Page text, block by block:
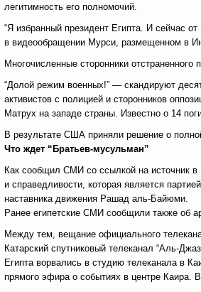
легитимность его полномочий.
“Я избранный президент Египта. И сейчас
в видеообращении Мурси, размещенном в
Многочисленные сторонники
“Долой режим военных!” — скандируют
активистов с полицией и сторонников
Матрух на западе страны. Известно о 14
В результате США приняли решение о
Что ждет “Братьев-мусульман”
Как сообщил СМИ со ссылкой на источник в
и справедливости, которая является
наставника движения Рашад аль-Байюми.
Ранее египетские СМИ сообщили также об
Между тем, вещание официального
Катарский спутниковый телеканал “Аль-
Египта ворвались в студию телеканала в
прямого эфира о событиях в центре Каира.